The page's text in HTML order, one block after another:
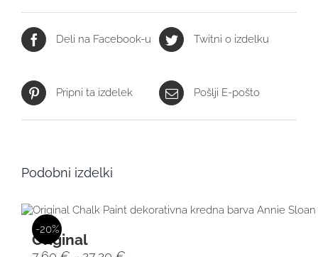
Deli na Facebook-u Twitni o izdelku
Pripni ta izdelek Pošlji E-pošto
Podobni izdelki
-20%
Original